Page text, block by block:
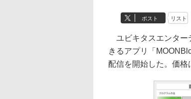
ポスト リスト
ユビキタスエンター
きるアプリ「
配信を開始した。価格